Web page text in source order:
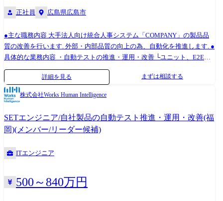
GitLab issues, Redmine, Trac 開発ツール: Visual Studio Code, Eclipse コミ
月程度の教育(インプット)期間の後、1～3か月のOJTでの軽微な修正や開
発を行い、3～6か月程度でひとり立ちしていただきます。 ・運用マニュ
アルや業務wiki、先輩などの有識者へ気軽に聞ける環境が整っています
ので、 ご経験が浅い方でも安心して業務を遂行できます。 ・入社直後は
経験豊富なメンターの指導を受けながら開発・運用に従事いただき、
徐々に企画・設計などの裁量の大きい仕事へとチャレンジしていただく
ことが可能です。 【職種について】 変更の範囲:入社後は本職種に従事
いただきます。 その後、ご本人の適性等により当社業務全般に変更の可
能性があります。
正社員 広島県広島市
●主な職務内容 大手法人向け統合人事システム「COMPANY」の製品品
質の改善を行います. 外部・内部品質の向上の為、自動化を推進します. ●
具体的な業務内容 ・自動テストの推進・運用・改善 └ユニット、E2E、
パフォーマンスなど ・自動テスト環境の構築・運用 ・コード品質改善ツ
ールの推進・運用・改善 └静的解析(SonarQube)、Linter、フォーマッタ
ーなど ・テスト設計、マニュアル作成支援 ・品質改善計画の策定・実行
・開発、QA、DevOpsチームとの連携 ●SETとQAの違い どちらもソフト
ウェアの品質を向上させる役割を担う職種ですが、 SETはソフトウェア
テストの自動化を担当するエンジニアであり、 QAはソフトウェアの品質
管理全般を担当する職種です. ●技術スタック サーバーサイド: Java,
JavaScript, TypeScript ライブラリ:jQuery, Vue.js, React, LESS データスト
Apache Tomcat, IBM WebSphere クラウド: AWS, GCP, Azure, OCI CI/CD:
Jenkins, AWS CodeBuild, Gradle, Maven, Ant モニタリング: CloudWatch,
詳細を見る まずは相談する
株式会社Works Human Intelligence
SETエンジニア/自社製品の自動テスト推進・運用・改善(福
岡)(メンバー/リーダー候補)
ITエンジニア
500～840万円